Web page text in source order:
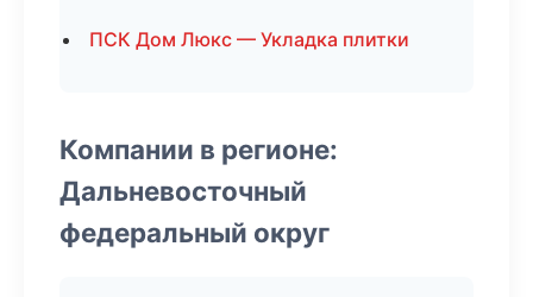
ПСК Дом Люкс — Укладка плитки
Компании в регионе:
Дальневосточный
федеральный округ